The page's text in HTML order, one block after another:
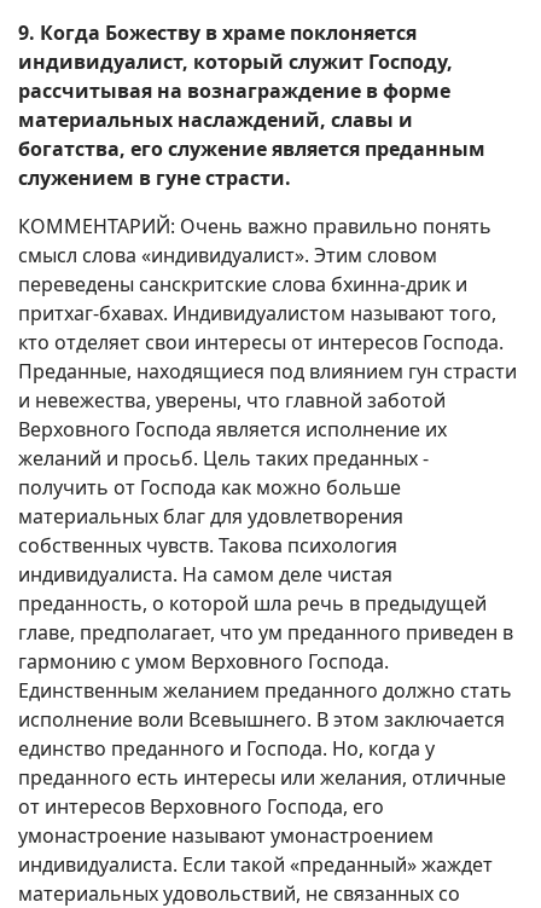
9. Когда Божеству в храме поклоняется
индивидуалист, который служит Господу,
рассчитывая на вознаграждение в форме
материальных наслаждений, славы и
богатства, его служение является преданным
служением в гуне страсти.
КОММЕНТАРИЙ: Очень важно правильно понять
смысл слова «индивидуалист». Этим словом
переведены санскритские слова бхинна-дрик и
притхаг-бхавах. Индивидуалистом называют того,
кто отделяет свои интересы от интересов Господа.
Преданные, находящиеся под влиянием гун страсти
и невежества, уверены, что главной заботой
Верховного Господа является исполнение их
желаний и просьб. Цель таких преданных -
получить от Господа как можно больше
материальных благ для удовлетворения
собственных чувств. Такова психология
индивидуалиста. На самом деле чистая
преданность, о которой шла речь в предыдущей
главе, предполагает, что ум преданного приведен в
гармонию с умом Верховного Господа.
Единственным желанием преданного должно стать
исполнение воли Всевышнего. В этом заключается
единство преданного и Господа. Но, когда у
преданного есть интересы или желания, отличные
от интересов Верховного Господа, его
умонастроение называют умонастроением
индивидуалиста. Если такой «преданный» жаждет
материальных удовольствий, не связанных со